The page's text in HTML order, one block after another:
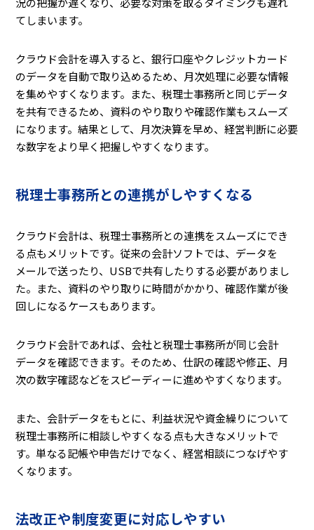
てしまいます。
クラウド会計を導入すると、銀行口座やクレジットカード
のデータを自動で取り込めるため、月次処理に必要な情報
を集めやすくなります。また、税理士事務所と同じデータ
を共有できるため、資料のやり取りや確認作業もスムーズ
になります。結果として、月次決算を早め、経営判断に必要
な数字をより早く把握しやすくなります。
税理士事務所との連携がしやすくなる
クラウド会計は、税理士事務所との連携をスムーズにでき
る点もメリットです。従来の会計ソフトでは、データを
メールで送ったり、USBで共有したりする必要がありまし
た。また、資料のやり取りに時間がかかり、確認作業が後
回しになるケースもあります。
クラウド会計であれば、会社と税理士事務所が同じ会計
データを確認できます。そのため、仕訳の確認や修正、月
次の数字確認などをスピーディーに進めやすくなります。
また、会計データをもとに、利益状況や資金繰りについて
税理士事務所に相談しやすくなる点も大きなメリットで
す。単なる記帳や申告だけでなく、経営相談につなげやす
くなります。
法改正や制度変更に対応しやすい